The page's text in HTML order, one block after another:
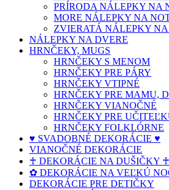
PRÍRODA NÁLEPKY NA
MORE NÁLEPKY NA
ZVIERATÁ NÁLEPKY
NÁLEPKY NA DVERE
HRNČEKY, MUGS
HRNČEKY S MENOM
HRNČEKY PRE PÁRY
HRNČEKY VTIPNÉ
HRNČEKY PRE MAMU,
HRNČEKY VIANOČNÉ
HRNČEKY PRE
HRNČEKY FOLKLÓRNE
♥ SVADOBNÉ DEKORÁCIE ♥
VIANOČNÉ DEKORÁCIE
♰ DEKORÁCIE NA DUŠIČKY ♰
✿ DEKORÁCIE NA VEĽKÚ
DEKORÁCIE PRE DETIČKY